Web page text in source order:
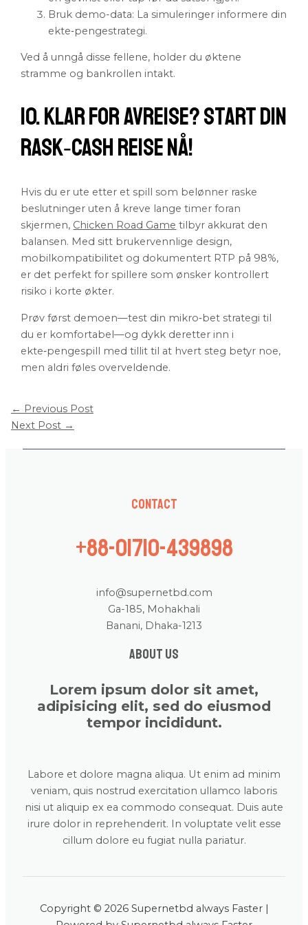
Bruk demo-data: La simuleringer informere din
ekte‑pengestrategi.
Ved å unngå disse fellene, holder du øktene
stramme og bankrollen intakt.
10. Klar for Avreise? Start Din
Rask‑Cash Reise Nå!
Hvis du er ute etter et spill som belønner raske
beslutninger uten å kreve lange timer foran
skjermen, Chicken Road Game tilbyr akkurat den
balansen. Med sitt brukervennlige design,
mobilkompatibilitet og dokumentert RTP på 98%,
er det perfekt for spillere som ønsker kontrollert
risiko i korte økter.
Prøv først demoen—test din mikro‑bet strategi til
du er komfortabel—og dykk deretter inn i
ekte‑pengespill med tillit til at hvert steg betyr noe,
men aldri føles overveldende.
← Previous Post
Next Post →
Contact
+88-01710-439898
info@supernetbd.com
Ga-185, Mohakhali
Banani, Dhaka-1213
About us
Lorem ipsum dolor sit amet,
adipisicing elit, sed do eiusmod
tempor incididunt.
Labore et dolore magna aliqua. Ut enim ad minim
veniam, quis nostrud exercitation ullamco laboris
nisi ut aliquip ex ea commodo consequat. Duis aute
irure dolor in reprehenderit. In voluptate velit esse
cillum dolore eu fugiat nulla pariatur.
Copyright © 2026 Supernetbd always Faster |